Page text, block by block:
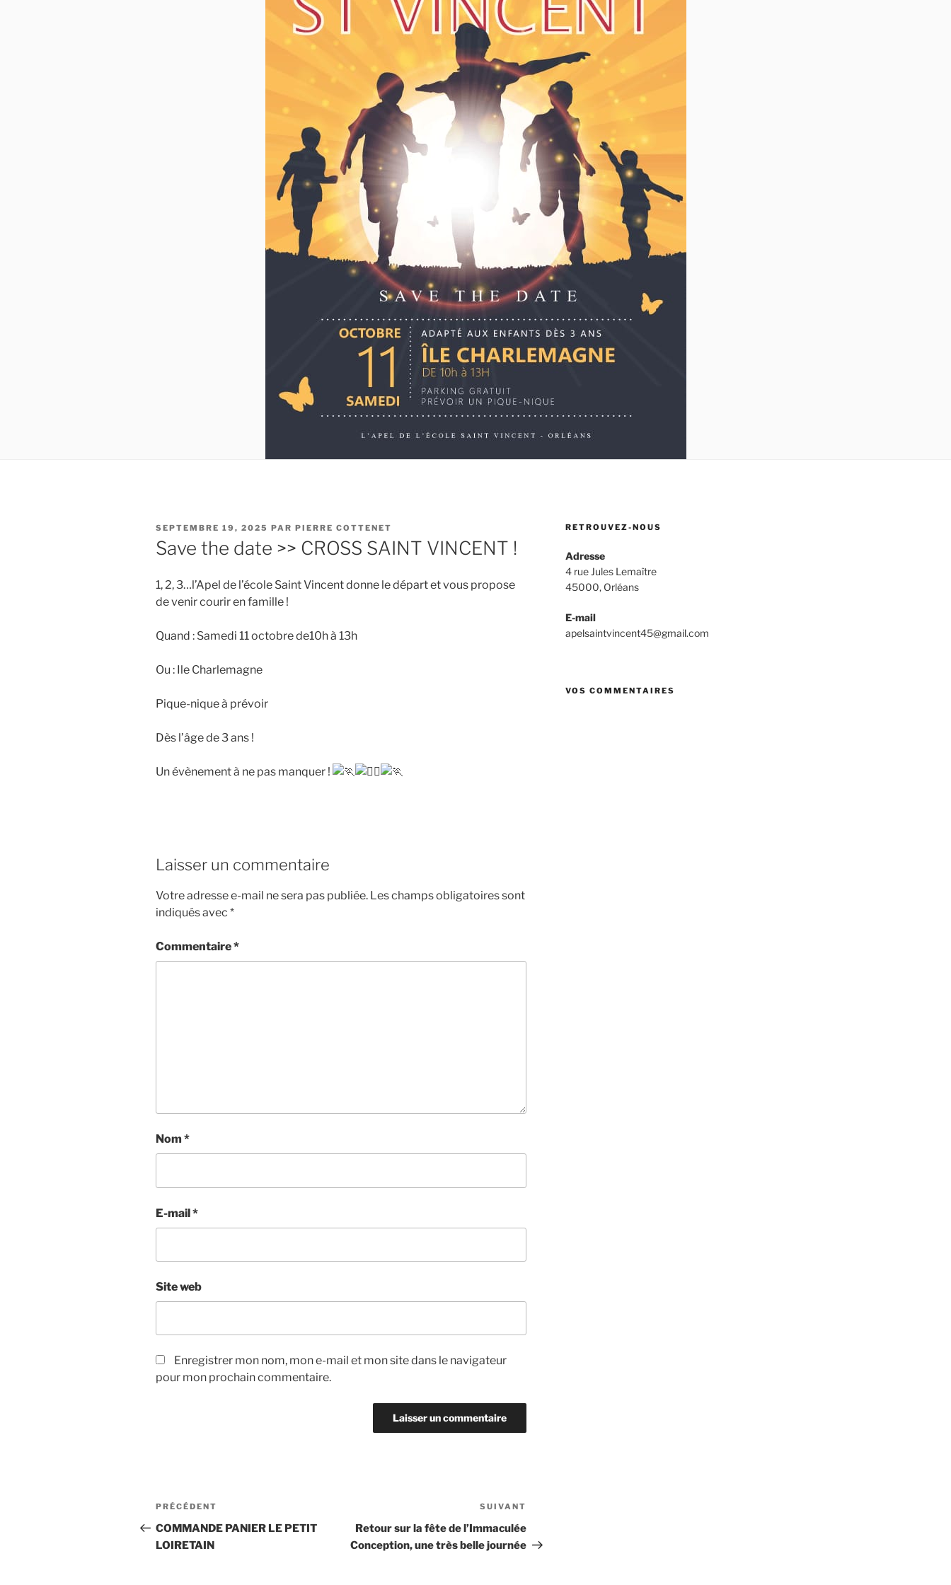
PUBLIÉ
LE
SEPTEMBRE 19, 2025 PAR PIERRE COTTENET
Save the date >> CROSS SAINT VINCENT !
1,2, 3…l’Apel de l’école Saint Vincent donne le départ et vous propose
de venir courir en famille !
Quand : Samedi 11 octobre de10h à 13h
Ou : Ile Charlemagne
Pique-nique à prévoir
Dès l’âge de 3 ans !
Un évènement à ne pas manquer !
Laisser un commentaire
Votre adresse e-mail ne sera pas publiée. Les champs obligatoires sont
indiqués avec *
Commentaire*
Nom *
E-mail*
Site web
Enregistrer mon nom, mon e-mail et mon site dans le navigateur
pour mon prochain commentaire.
Navigation
de
l’article
Article
précédent
PRÉCÉDENT
COMMANDE PANIER LE PETIT
LOIRETAIN
suivant
SUIVANT
Retour sur la fête de l’Immaculée
Conception, une très belle journée
RETROUVEZ-NOUS
Adresse
4 rue Jules Lemaître
45000, Orléans
E-mail
apelsaintvincent45@gmail.com
VOS COMMENTAIRES